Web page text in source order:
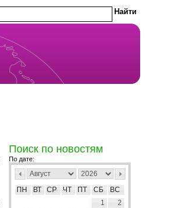
Поиск по новостям
По дате:
ПН ВТ СР ЧТ ПТ СБ
ВС
1
2